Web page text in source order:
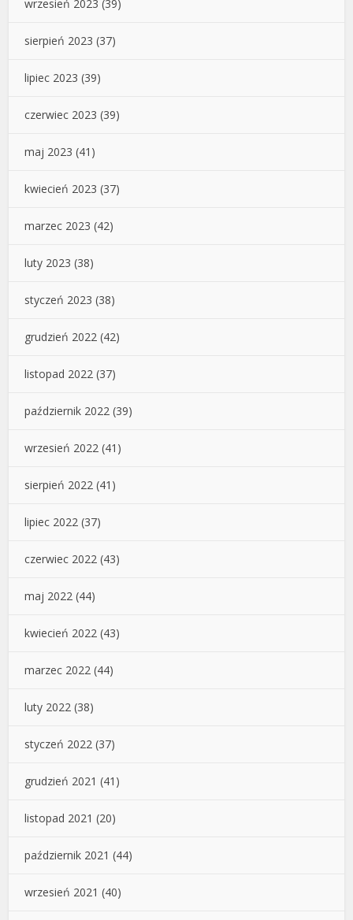
wrzesień 2023 (39)
sierpień 2023 (37)
lipiec 2023 (39)
czerwiec 2023 (39)
maj 2023 (41)
kwiecień 2023 (37)
marzec 2023 (42)
luty 2023 (38)
styczeń 2023 (38)
grudzień 2022 (42)
listopad 2022 (37)
październik 2022 (39)
wrzesień 2022 (41)
sierpień 2022 (41)
lipiec 2022 (37)
czerwiec 2022 (43)
maj 2022 (44)
kwiecień 2022 (43)
marzec 2022 (44)
luty 2022 (38)
styczeń 2022 (37)
grudzień 2021 (41)
listopad 2021 (20)
październik 2021 (44)
wrzesień 2021 (40)